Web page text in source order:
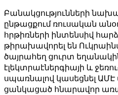
Բանակցությունների
ընթացքում ռուսական
հրթիռների ինտենսիվ
թիրախավորել են
ծայրահեղ ցուրտ
էլեկտրաէներգիայի և
սպառնալով կասեցնել
ցանկացած հնարավոր